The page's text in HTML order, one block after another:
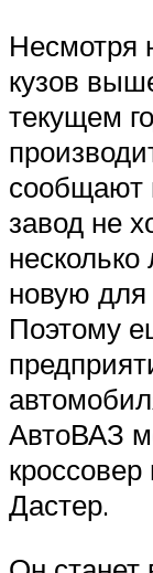
Несмотря
кузов
текущем
сообщают
завод не
новую для
Поэтому
АвтоВАЗ
кроссовер
Дастер.